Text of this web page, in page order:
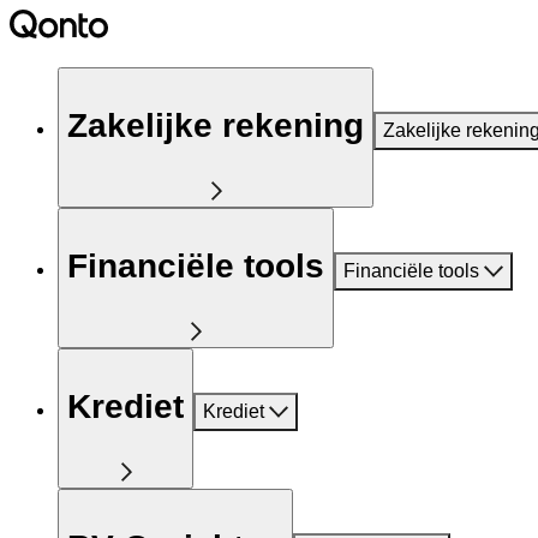
Zakelijke rekening Zakelijke
Financiële tools Financiële tools
Krediet Krediet